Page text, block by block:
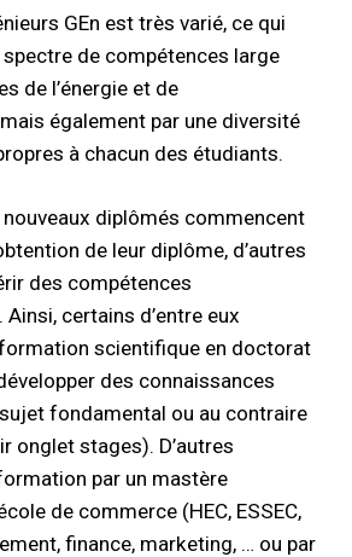
GEn est très varié, ce qui
spectre de compétences large
de l’énergie et de
également par une diversité
à chacun des étudiants.
nouveaux diplômés commencent
de leur diplôme, d’autres
des compétences
certains d’entre eux
scientifique en doctorat
des connaissances
fondamental ou au contraire
onglet stages). D’autres
par un mastère
de commerce (HEC, ESSEC,
finance, marketing, … ou par